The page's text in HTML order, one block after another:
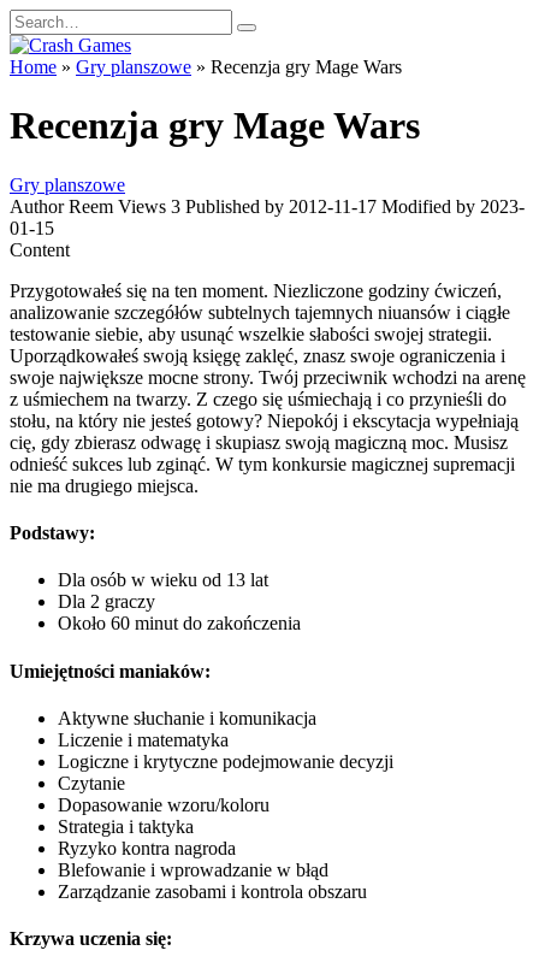
Skip
to
content
Search
for:
Home » Gry planszowe » Recenzja gry Mage Wars
Recenzja gry Mage Wars
Gry planszowe
Author Reem Views 3 Published by 2012-11-17 Modified by 2023-
01-15
Content
Przygotowałeś się na ten moment. Niezliczone godziny ćwiczeń,
analizowanie szczegółów subtelnych tajemnych niuansów i ciągłe
testowanie siebie, aby usunąć wszelkie słabości swojej strategii.
Uporządkowałeś swoją księgę zaklęć, znasz swoje ograniczenia i
swoje największe mocne strony. Twój przeciwnik wchodzi na arenę
z uśmiechem na twarzy. Z czego się uśmiechają i co przynieśli do
stołu, na który nie jesteś gotowy? Niepokój i ekscytacja wypełniają
cię, gdy zbierasz odwagę i skupiasz swoją magiczną moc. Musisz
odnieść sukces lub zginąć. W tym konkursie magicznej supremacji
nie ma drugiego miejsca.
Podstawy:
Dla osób w wieku od 13 lat
Dla 2 graczy
Około 60 minut do zakończenia
Umiejętności maniaków:
Aktywne słuchanie i komunikacja
Liczenie i matematyka
Logiczne i krytyczne podejmowanie decyzji
Czytanie
Dopasowanie wzoru/koloru
Strategia i taktyka
Ryzyko kontra nagroda
Blefowanie i wprowadzanie w błąd
Zarządzanie zasobami i kontrola obszaru
Krzywa uczenia się: